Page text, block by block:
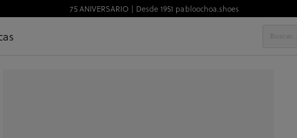
75 ANIVERSARIO | Desde 1951 pabloochoa.shoes